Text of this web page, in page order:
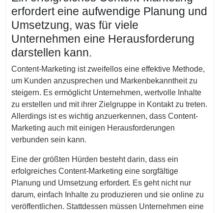
erfordert eine aufwendige Planung und
Umsetzung, was für viele
Unternehmen eine Herausforderung
darstellen kann.
Content-Marketing ist zweifellos eine effektive Methode,
um Kunden anzusprechen und Markenbekanntheit zu
steigern. Es ermöglicht Unternehmen, wertvolle Inhalte
zu erstellen und mit ihrer Zielgruppe in Kontakt zu treten.
Allerdings ist es wichtig anzuerkennen, dass Content-
Marketing auch mit einigen Herausforderungen
verbunden sein kann.
Eine der größten Hürden besteht darin, dass ein
erfolgreiches Content-Marketing eine sorgfältige
Planung und Umsetzung erfordert. Es geht nicht nur
darum, einfach Inhalte zu produzieren und sie online zu
veröffentlichen. Stattdessen müssen Unternehmen eine